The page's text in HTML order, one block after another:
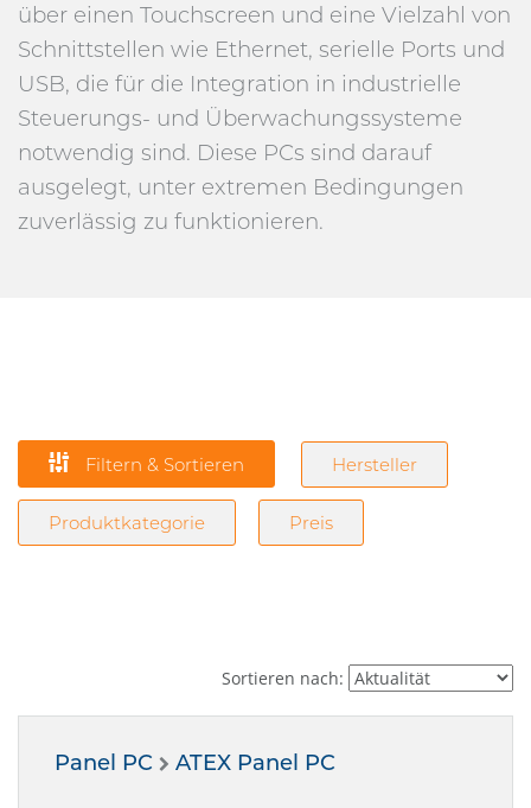
über einen Touchscreen und eine Vielzahl von
Schnittstellen wie Ethernet, serielle Ports und
USB, die für die Integration in industrielle
Steuerungs- und Überwachungssysteme
notwendig sind. Diese PCs sind darauf
ausgelegt, unter extremen Bedingungen
zuverlässig zu funktionieren.
Filtern & Sortieren Hersteller
Produktkategorie Preis
Sortieren nach:
Panel PC ATEX Panel PC